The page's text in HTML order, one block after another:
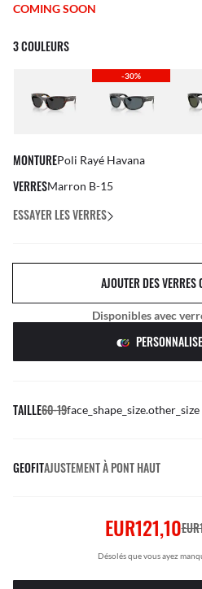
COMING SOON
3 COULEURS
-30%
MONTUREPoli Rayé Havana
VERRESMarron B-15
ESSAYER LES VERRES
AJOUTER DES VERRES
Disponibles avec
TAILLE60-19face_shape_size.other_size
GEOFITAJUSTEMENT À PONT HAUT
EUR121,10
Désolés que vous ayez